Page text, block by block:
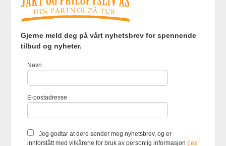
Frakt Kjøpsbetingelser Sikkerhet og personvern
Nyhetsbrev
Foretaksregisteret 920903363
du får en bedre kjøpsopplevelse og
bruker cookies hovedsaklig til å
hva du har puttet i handlekurven
Gjerne meld deg på vårt nyhetsbrev for spennende
tilbud og nyheter.
Navn
E-postadresse
Jeg godtar at dere sender meg nyhetsbrev, og er
innforstått med vilkårene for bruk av personlig informasjon(les